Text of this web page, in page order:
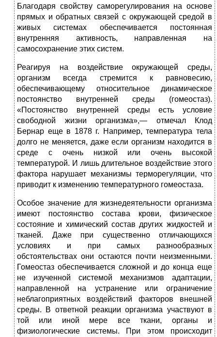
Благодаря свойству саморегулирования на основе
прямых и обратных связей с окружающей средой в
живых системах обеспечивается постоянная
внутренняя активность, направленная на
самосохранение этих систем.
Реагируя на воздействие окружающей среды,
организм всегда стремится к равновесию,
обеспечивающему относительное динамическое
постоянство внутренней среды (гомеостаз).
«Постоянство внутренней среды есть условие
свободной жизни организма»,— отмечал Клод
Бернар еще в 1878 г. Например, температура тела
долго не меняется, даже если организм находится в
среде с очень низкой или очень высокой
температурой. И лишь длительное воздействие этого
фактора нарушает механизмы терморегуляции, что
приводит к изменению температурного гомеостаза.
Особое значение для жизнедеятельности организма
имеют постоянство состава крови, физическое
состояние и химический состав других жидкостей и
тканей. Даже при существенно отличающихся
условиях и при самых разнообразных
обстоятельствах они остаются почти неизменными.
Гомеостаз обеспечивается сложной и до конца еще
не изученной системой механизмов адаптации,
направленной на устранение или ограничение
неблагоприятных воздействий факторов внешней
среды. В ответной реакции организма участвуют в
той или иной мере все ткани, органы и
физиологические системы. При этом происходит